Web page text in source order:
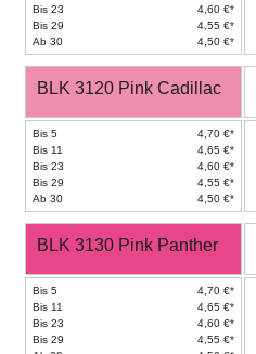
Bis 23
4,60 €*
Bis 29
4,55 €*
Ab 30
4,50 €*
BLK 3120 Pink Cadillac
Bis 5
4,70 €*
Bis 11
4,65 €*
Bis 23
4,60 €*
Bis 29
4,55 €*
Ab 30
4,50 €*
BLK 3130 Pink Panther
Bis 5
4,70 €*
Bis 11
4,65 €*
Bis 23
4,60 €*
Bis 29
4,55 €*